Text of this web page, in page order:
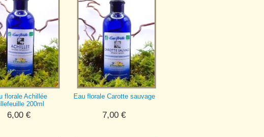
florale Achillée
200ml
6,00 €
Eau florale Carotte sauvage
7,00 €